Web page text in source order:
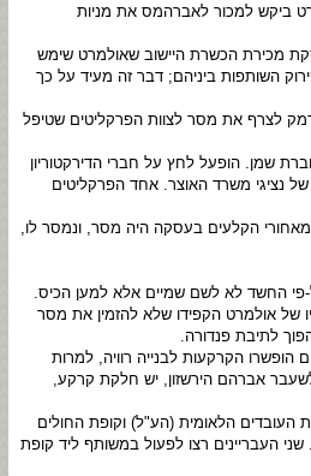
ביקש למכור לאברהמס את מניות
מכירת הכשרת היישוב שאולמרט שימש
השותפות ביניהם; דבר זה מעיד על כך
לצרף את מסר לצוות הפרקליטים שטיפל
שמן. הופעל לחץ על חברי הדירקטוריון
נציגי משרד האוצר. אחד הפרקליטים
הקלעים בעסקה היה מסר, ונמסר לו,
פי החשד לא לשם שמיים אלא למען הכיס.
של אולמרט הקפידו שלא להזמין את מסר
הקרקעות לבנייה רוויה, למרות
אברהם הירשזון, יש חלקת קרקע,
הלאומית (הע"ל) וקופת החולים
העבריינים רצו לפעול במשותף ליד קופת